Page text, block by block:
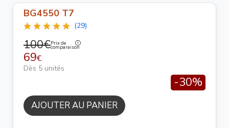
BG4550 T7
(29)
100€Prix de
comparaison
69€
Dès 5 unités
-30%
AJOUTER AU PANIER